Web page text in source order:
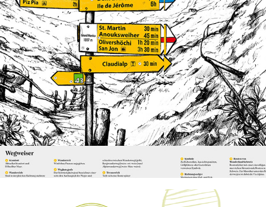
swiss tourism